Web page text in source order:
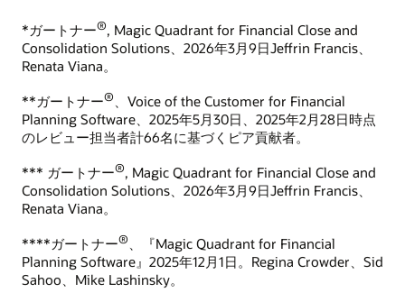
*ガートナー®, Magic Quadrant for Financial Close and
Consolidation Solutions、2026年3月9日Jeffrin Francis、
Renata Viana。
**ガートナー®
、Voice of the Customer for Financial
Planning Software、2025年5月30日、2025年2月28日時点
のレビュー担当者計66名に基づくピア貢献者。
*** ガートナー®, Magic Quadrant for Financial Close and
Consolidation Solutions、2026年3月9日Jeffrin Francis、
Renata Viana。
****ガートナー®、『Magic Quadrant for Financial
Planning Software』2025年12月1日。Regina Crowder、Sid
Sahoo、Mike Lashinsky。